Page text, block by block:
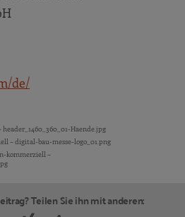
de/
Hinweise
header_1460_360_01-Haende.jpg
– digital-bau-messe-logo_01.png
kommerziell –
Teilen Sie ihn mit anderen: